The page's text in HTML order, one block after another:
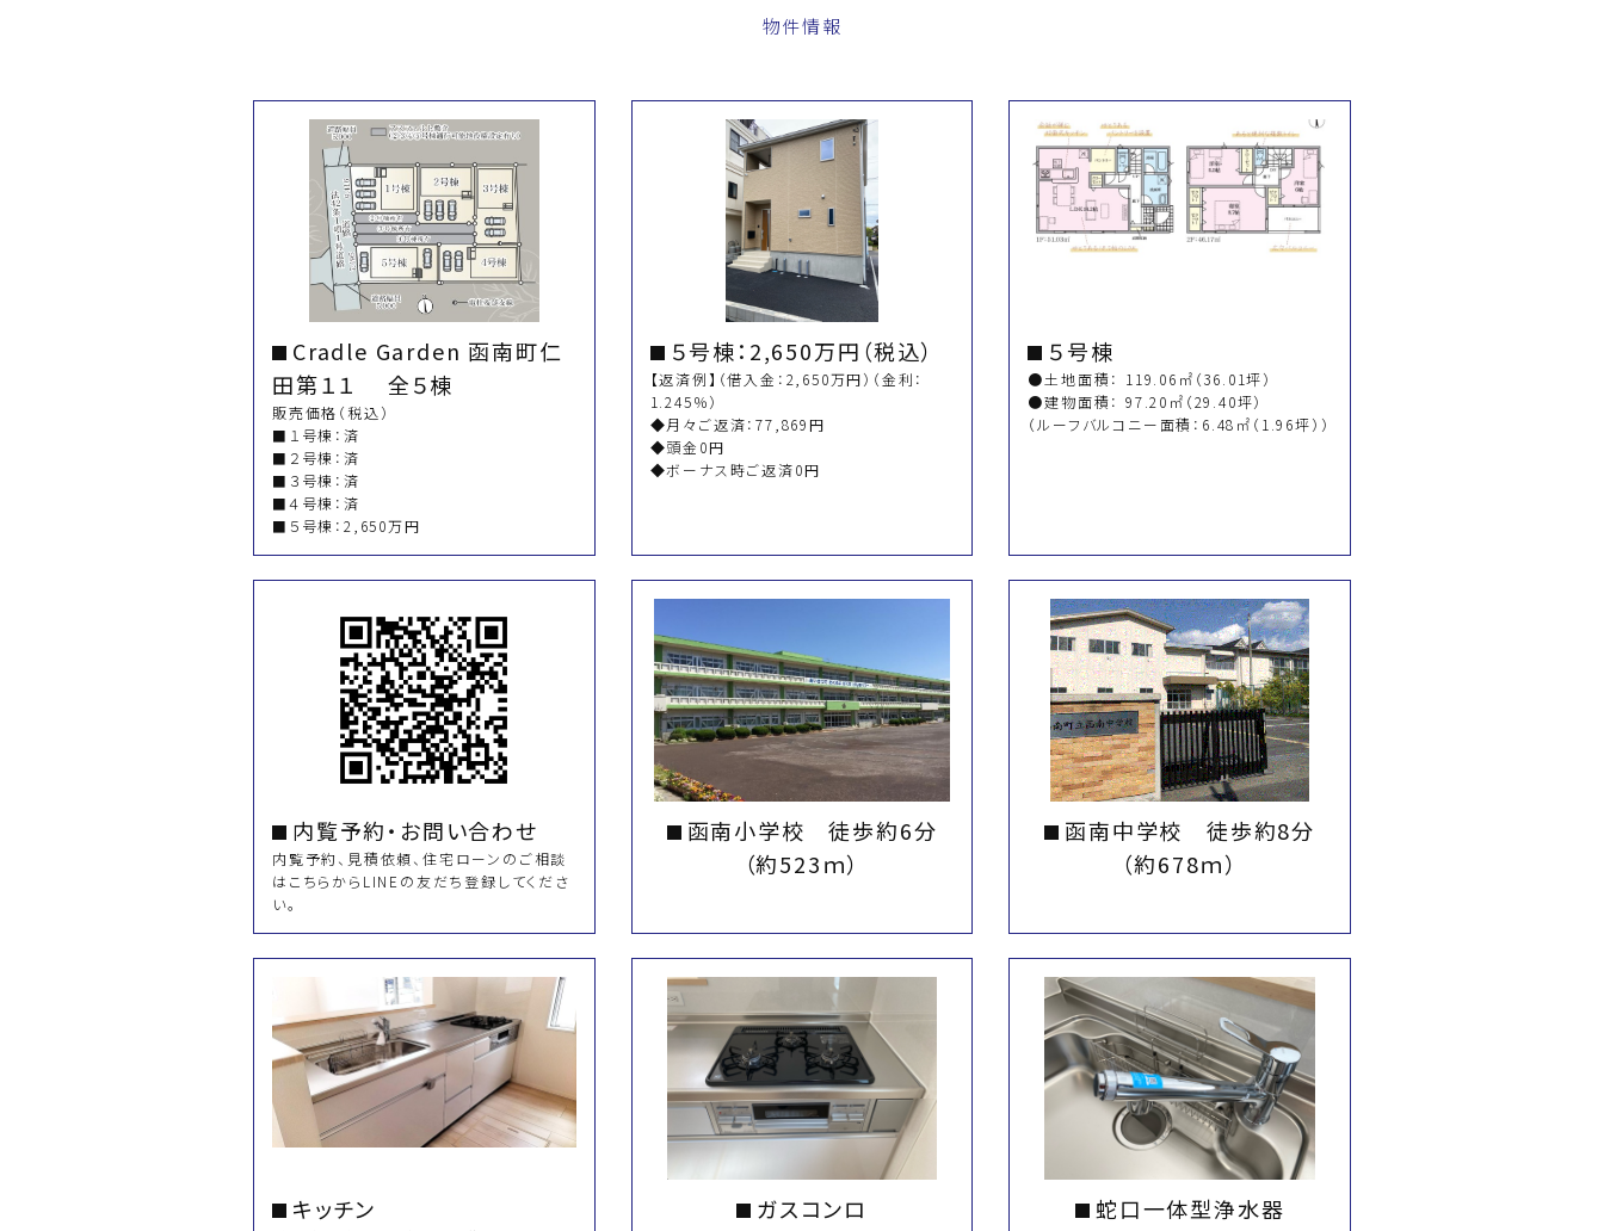
物件情報
Cradle Garden 函南町仁
田第１１ 全５棟
販売価格（税込）
■１号棟：済
■２号棟：済
■３号棟：済
■４号棟：済
■５号棟：2,650万円
５号棟：2,650万円（税込）
【返済例】（借入金：2,650万円）（金利：
1.245％）
◆月々ご返済：77,869円
◆頭金0円
◆ボーナス時ご返済0円
５号棟
●土地面積： 119.06㎡（36.01坪）
●建物面積： 97.20㎡（29.40坪）
（ルーフバルコニー面積：6.48㎡（1.96坪））
内覧予約・お問い合わせ
内覧予約、見積依頼、住宅ローンのご相談
はこちらからLINEの友だち登録してくださ
い。
函南小学校 徒歩約6分
（約523ｍ）
函南中学校 徒歩約8分
（約678ｍ）
キッチン ガスコンロ 蛇口一体型浄水器